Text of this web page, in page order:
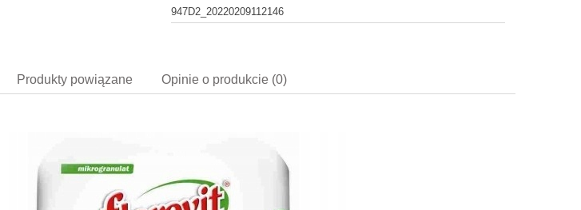
947D2_20220209112146
Produkty powiązane Opinie o produkcie (0)